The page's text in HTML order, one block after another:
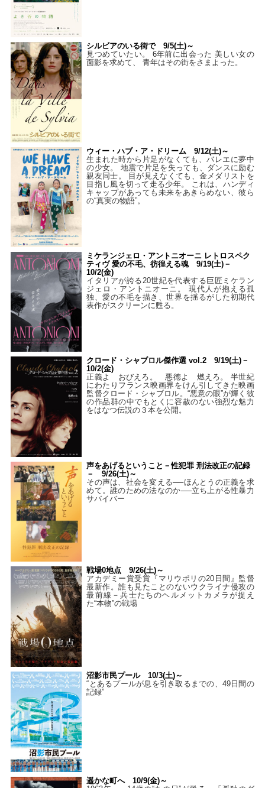
シルビアのいる街で 9/5(土)～
見つめていたい。 6年前に出会った 美しい女の
面影を求めて、 青年はその街をさまよった。
ウィー・ハブ・ア・ドリーム 9/12(土)～
生まれた時から片足がなくても、バレエに夢中
の少女。 地震で片足を失っても、ダンスに励む
親友同士。 目が見えなくても、金メダリストを
目指し風を切って走る少年。 これは、ハンディ
キャップがあっても未来をあきらめない、彼ら
の“真実の物語”。
ミケランジェロ・アントニオーニ レトロスペク
ティヴ 愛の不毛、彷徨える魂 9/19(土)－
10/2(金)
イタリアが誇る20世紀を代表する巨匠ミケラン
ジェロ・アントニオーニ。 現代人が抱える孤
独、愛の不毛を描き、世界を揺るがした初期代
表作がスクリーンに甦る。
クロード・シャブロル傑作選 vol.2 9/19(土)－
10/2(金)
正義よ おびえろ。 悪徳よ 燃えろ。 半世紀
にわたりフランス映画界をけん引してきた映画
監督クロード・シャブロル。“悪意の眼”が輝く彼
の作品群の中でもとくに容赦のない強烈な魅力
をはなつ伝説の３本を公開。
声をあげるということ－性犯罪 刑法改正の記録
－ 9/26(土)～
その声は、社会を変える──ほんとうの正義を求
めて。誰のための法なのか──立ち上がる性暴力
サバイバー
戦場0地点 9/26(土)～
アカデミー賞受賞『マリウポリの20日間』監督
最新作。誰も見たことのないウクライナ侵攻の
最前線－兵士たちのヘルメットカメラが捉え
た“本物”の戦場
沼影市民プール 10/3(土)～
“とあるプールが息を引き取るまでの、49日間の
記録”
遥かな町へ 10/9(金)～